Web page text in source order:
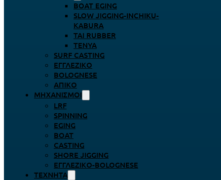
BOAT EGING
SLOW JIGGING-INCHIKU-
KABURA
TAI RUBBER
TENYA
SURF CASTING
ΕΓΓΛΈΖΙΚΟ
BOLOGNESE
ΑΠΊΚΟ
ΜΗΧΑΝΙΣΜΟΊ
LRF
SPINNING
EGING
BOAT
CASTING
SHORE JIGGING
ΕΓΓΛΈΖΙΚΟ-BOLOGNESE
ΤΕΧΝΗΤΆ